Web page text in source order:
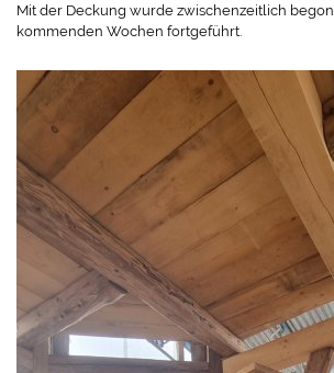
Mit der Deckung wurde zwischenzeitlich
kommenden Wochen fortgeführt.